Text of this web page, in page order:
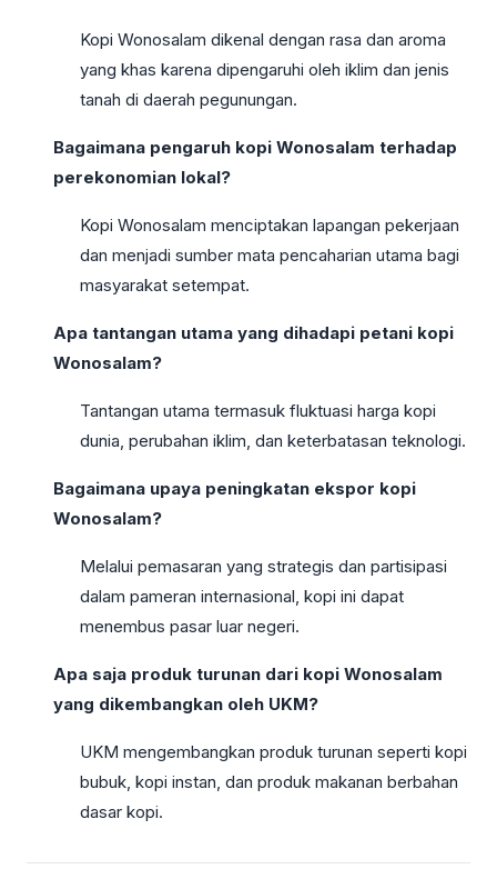
Kopi Wonosalam dikenal dengan rasa dan aroma
yang khas karena dipengaruhi oleh iklim dan jenis
tanah di daerah pegunungan.
Bagaimana pengaruh kopi Wonosalam terhadap
perekonomian lokal?
Kopi Wonosalam menciptakan lapangan pekerjaan
dan menjadi sumber mata pencaharian utama bagi
masyarakat setempat.
Apa tantangan utama yang dihadapi petani kopi
Wonosalam?
Tantangan utama termasuk fluktuasi harga kopi
dunia, perubahan iklim, dan keterbatasan teknologi.
Bagaimana upaya peningkatan ekspor kopi
Wonosalam?
Melalui pemasaran yang strategis dan partisipasi
dalam pameran internasional, kopi ini dapat
menembus pasar luar negeri.
Apa saja produk turunan dari kopi Wonosalam
yang dikembangkan oleh UKM?
UKM mengembangkan produk turunan seperti kopi
bubuk, kopi instan, dan produk makanan berbahan
dasar kopi.